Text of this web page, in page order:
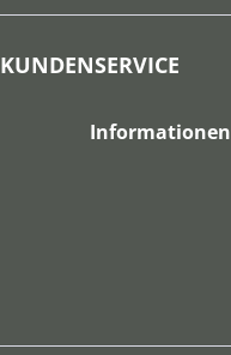
KUNDENSERVICE
Informationen